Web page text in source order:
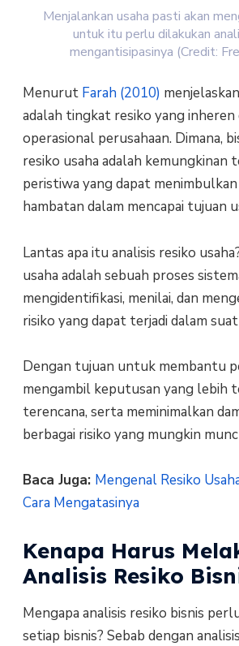
Menjalankan usaha pasti akan
untuk itu perlu dilakukan
mengantisipasinya (Credit:
Menurut Farah (2010)
adalah tingkat resiko yang inheren
operasional perusahaan. Dimana,
resiko usaha adalah kemungkinan
peristiwa yang dapat
hambatan dalam mencapai tujuan
Lantas apa itu analisis resiko
usaha adalah sebuah proses
mengidentifikasi, menilai, dan
risiko yang dapat terjadi dalam
Dengan tujuan untuk membantu
mengambil keputusan yang lebih
terencana, serta meminimalkan
berbagai risiko yang mungkin
Baca Juga: Mengenal Resiko
Cara Mengatasinya
Kenapa Harus
Analisis Resiko
Mengapa analisis resiko bisnis
setiap bisnis? Sebab dengan